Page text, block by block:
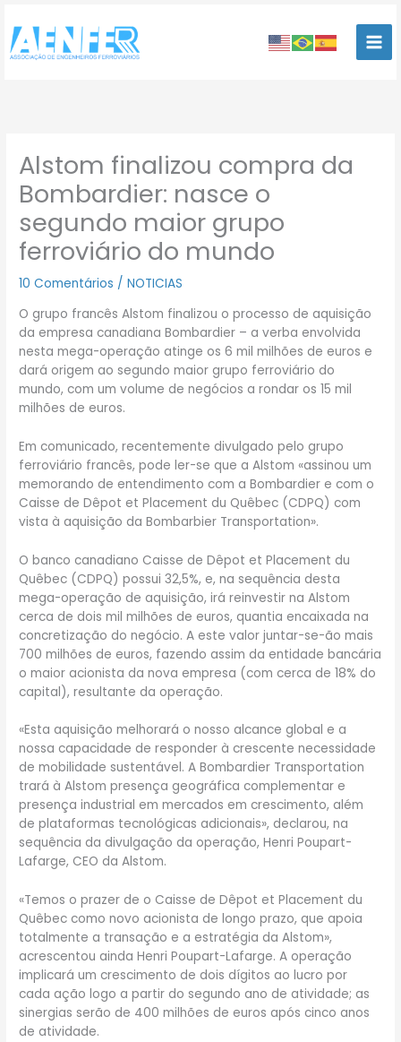
para
conteúdo
Alstom finalizou compra da
Bombardier: nasce o
segundo maior grupo
ferroviário do mundo
10 Comentários /NOTICIAS
O grupo francês Alstom finalizou o processo de aquisição
da empresa canadiana Bombardier – a verba envolvida
nesta mega-operação atinge os 6 mil milhões de euros e
dará origem ao segundo maior grupo ferroviário do
mundo, com um volume de negócios a rondar os 15 mil
milhões de euros.
Em comunicado, recentemente divulgado pelo grupo
ferroviário francês, pode ler-se que a Alstom «assinou um
memorando de entendimento com a Bombardier e com o
Caisse de Dêpot et Placement du Quêbec (CDPQ) com
vista à aquisição da Bombarbier Transportation».
O banco canadiano Caisse de Dêpot et Placement du
Quêbec (CDPQ) possui 32,5%, e, na sequência desta
mega-operação de aquisição, irá reinvestir na Alstom
cerca de dois mil milhões de euros, quantia encaixada na
concretização do negócio. A este valor juntar-se-ão mais
700 milhões de euros, fazendo assim da entidade bancária
o maior acionista da nova empresa (com cerca de 18% do
capital), resultante da operação.
«Esta aquisição melhorará o nosso alcance global e a
nossa capacidade de responder à crescente necessidade
de mobilidade sustentável. A Bombardier Transportation
trará à Alstom presença geográfica complementar e
presença industrial em mercados em crescimento, além
de plataformas tecnológicas adicionais», declarou, na
sequência da divulgação da operação, Henri Poupart-
Lafarge, CEO da Alstom.
«Temos o prazer de o Caisse de Dêpot et Placement du
Quêbec como novo acionista de longo prazo, que apoia
totalmente a transação e a estratégia da Alstom»,
acrescentou ainda Henri Poupart-Lafarge. A operação
implicará um crescimento de dois dígitos ao lucro por
cada ação logo a partir do segundo ano de atividade; as
sinergias serão de 400 milhões de euros após cinco anos
de atividade.